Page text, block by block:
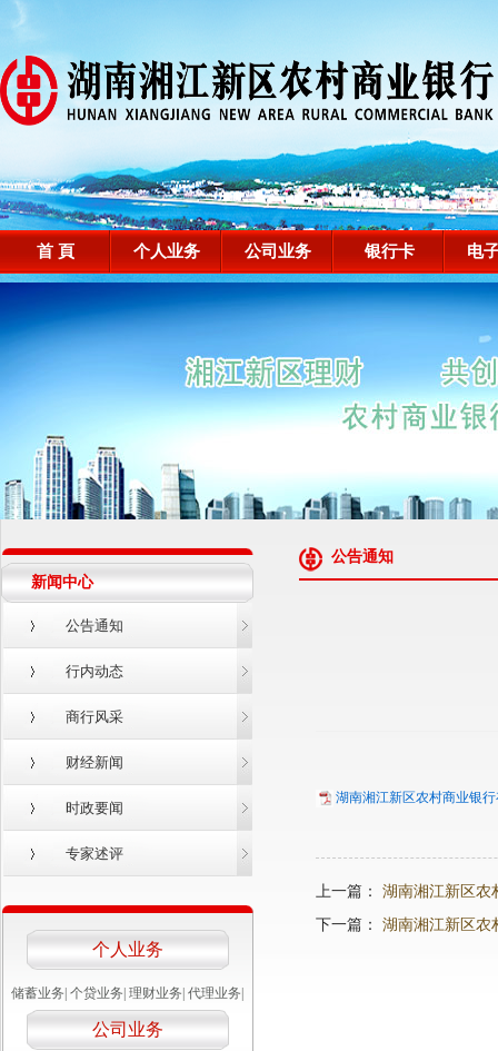
首 頁 个人业务 公司业务 银行卡 电
新闻中心
公告通知
行内动态
商行风采
财经新闻
时政要闻
专家述评
个人业务
储蓄业务 个贷业务 理财业务 代理业务
公司业务
公告通知
湖南湘江新区农村商业银
上一篇： 湖南湘江新区农
下一篇： 湖南湘江新区农